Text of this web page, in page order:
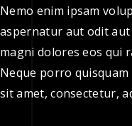
Nemo enim ipsam
aspernatur aut odit
magni dolores eos qui
Neque porro
sit amet, consectetur,